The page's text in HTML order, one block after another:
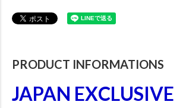
PRODUCT INFORMATIONS
JAPAN EXCLUSIVE